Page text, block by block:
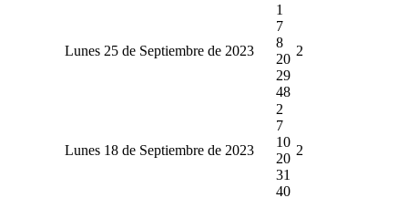
Lunes 25 de Septiembre de 2023
1
7
8
20
29
48
2
Lunes 18 de Septiembre de 2023
2
7
10
20
31
40
2